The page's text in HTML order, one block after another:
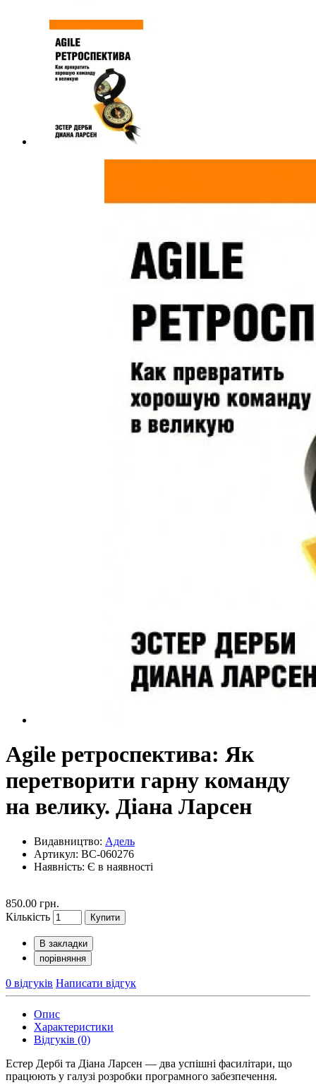
Agile ретроспектива: Як
перетворити гарну команду
на велику. Діана Ларсен
Видавництво: Адель
Артикул: BC-060276
Наявність: Є в наявності
850.00 грн.
Кількість
Купити
В закладки
порівняння
0 відгуків Написати відгук
Опис
Характеристики
Відгуків (0)
Естер Дербі та Діана Ларсен — два успішні фасилітари, що
працюють у галузі розробки програмного забезпечення.